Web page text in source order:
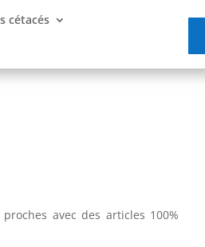
cétacés
avec des articles 100%